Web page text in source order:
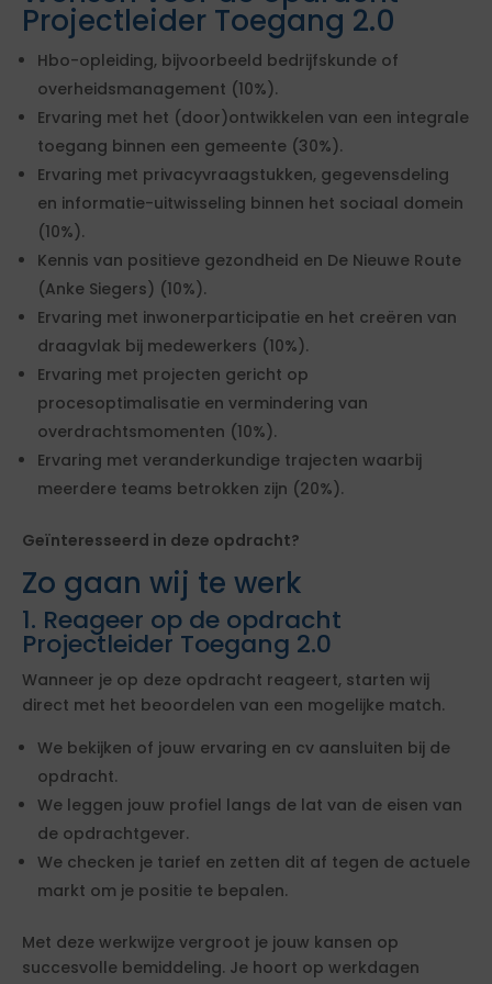
Projectleider Toegang 2.0
Hbo-opleiding, bijvoorbeeld bedrijfskunde of
overheidsmanagement (10%).
Ervaring met het (door)ontwikkelen van een integrale
toegang binnen een gemeente (30%).
Ervaring met privacyvraagstukken, gegevensdeling
en informatie-uitwisseling binnen het sociaal domein
(10%).
Kennis van positieve gezondheid en De Nieuwe Route
(Anke Siegers) (10%).
Ervaring met inwonerparticipatie en het creëren van
draagvlak bij medewerkers (10%).
Ervaring met projecten gericht op
procesoptimalisatie en vermindering van
overdrachtsmomenten (10%).
Ervaring met veranderkundige trajecten waarbij
meerdere teams betrokken zijn (20%).
Geïnteresseerd in deze opdracht?
Zo gaan wij te werk
1. Reageer op de opdracht
Projectleider Toegang 2.0
Wanneer je op deze opdracht reageert, starten wij
direct met het beoordelen van een mogelijke match.
We bekijken of jouw ervaring en cv aansluiten bij de
opdracht.
We leggen jouw profiel langs de lat van de eisen van
de opdrachtgever.
We checken je tarief en zetten dit af tegen de actuele
markt om je positie te bepalen.
Met deze werkwijze vergroot je jouw kansen op
succesvolle bemiddeling. Je hoort op werkdagen